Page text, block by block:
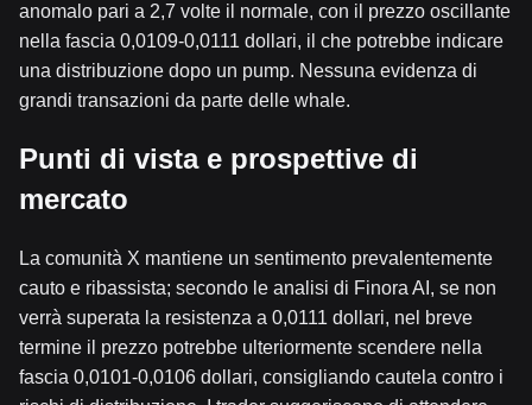
anomalo pari a 2,7 volte il normale, con il prezzo oscillante
nella fascia 0,0109-0,0111 dollari, il che potrebbe indicare
una distribuzione dopo un pump. Nessuna evidenza di
grandi transazioni da parte delle whale.
Punti di vista e prospettive di
mercato
La comunità X mantiene un sentimento prevalentemente
cauto e ribassista; secondo le analisi di Finora AI, se non
verrà superata la resistenza a 0,0111 dollari, nel breve
termine il prezzo potrebbe ulteriormente scendere nella
fascia 0,0101-0,0106 dollari, consigliando cautela contro i